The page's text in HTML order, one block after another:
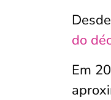
do
Em